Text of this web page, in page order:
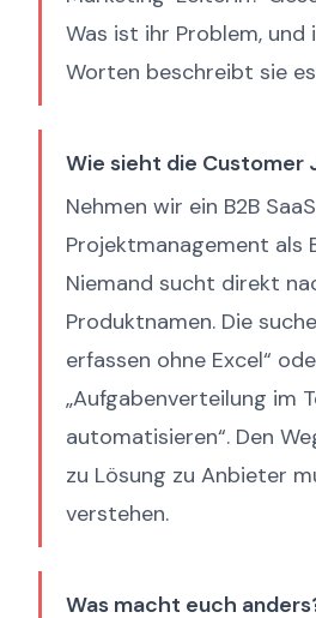
Was ist ihr Problem, und
Worten beschreibt sie
Wie sieht die Customer
Nehmen wir ein B2B
Projektmanagement als
Niemand sucht direkt
Produktnamen. Die
erfassen ohne Excel“
„Aufgabenverteilung im
automatisieren“. Den
zu Lösung zu Anbieter
verstehen.
Was macht euch